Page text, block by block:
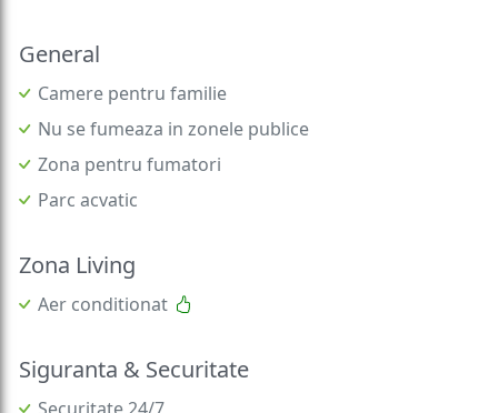
General
Camere pentru familie
Nu se fumeaza in zonele publice
Zona pentru fumatori
Parc acvatic
Zona Living
Aer conditionat
Siguranta & Securitate